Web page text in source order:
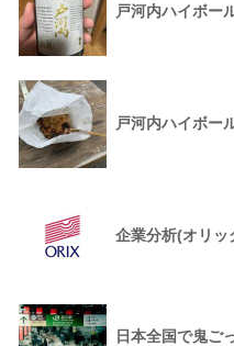
戸河内ハイボー
戸河内ハイボー
企業分析(オリッ
日本全国で鬼ご